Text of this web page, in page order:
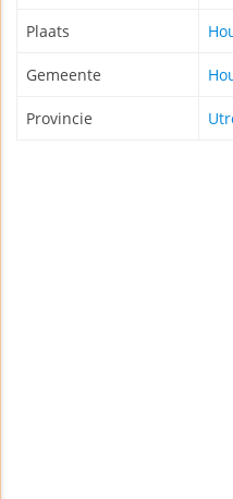
Plaats
Gemeente
Provincie